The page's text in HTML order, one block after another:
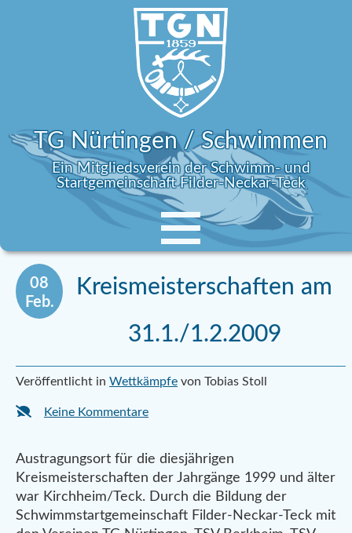
TG Nürtingen / Schwimmen
Ein Mitgliedsverein der Schwimm- und
Startgemeinschaft Filder-Neckar-Teck
08
Feb.
Kreismeisterschaften am
31.1./1.2.2009
Veröffentlicht in Wettkämpfe von Tobias Stoll
Keine Kommentare
Austragungsort für die diesjährigen
Kreismeisterschaften der Jahrgänge 1999 und älter
war Kirchheim/Teck. Durch die Bildung der
Schwimmstartgemeinschaft Filder-Neckar-Teck mit